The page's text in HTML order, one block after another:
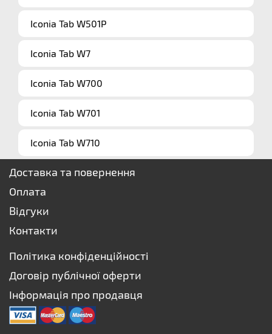
Iconia Tab W501P
Iconia Tab W7
Iconia Tab W700
Iconia Tab W701
Iconia Tab W710
Доставка та повернення
Оплата
Відгуки
Контакти
Політика конфіденційності
Договір публічної оферти
Інформація про продавця